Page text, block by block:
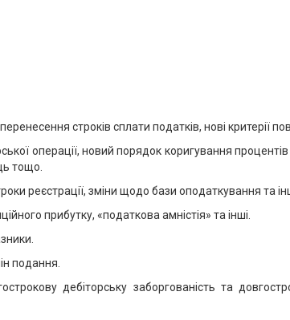
строків сплати податків, нові критерії
операції, новий порядок коригування
тощо.
реєстрації, зміни щодо бази оподаткування та
прибутку, «податкова амністія» та інші.
подання.
дебіторську заборгованість та